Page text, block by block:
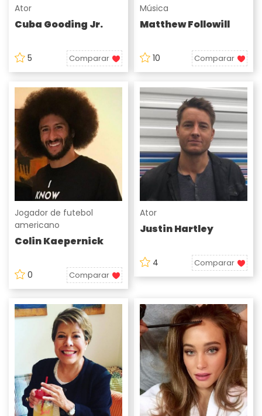
Ator
Cuba Gooding Jr.
5 Comparar
Música
Matthew Followill
10 Comparar
Jogador de futebol
americano
Colin Kaepernick
0 Comparar
Ator
Justin Hartley
4 Comparar